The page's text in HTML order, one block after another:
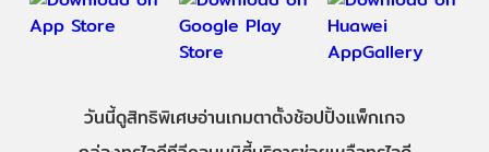
วันนี้ดูสิทธิพิเศษอ่านเกมตาตั้งช้อปปิ้งแพ็กเกจ